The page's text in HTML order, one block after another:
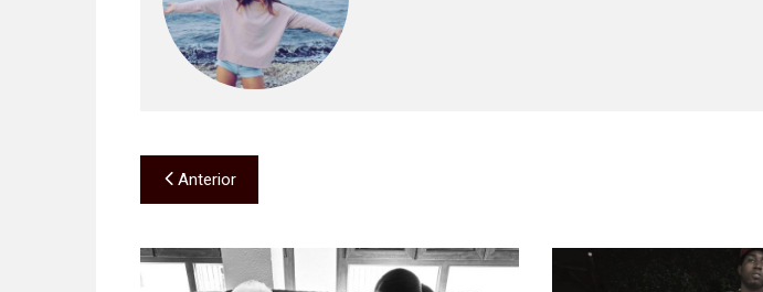
Navegación
de
entradas
Anterior